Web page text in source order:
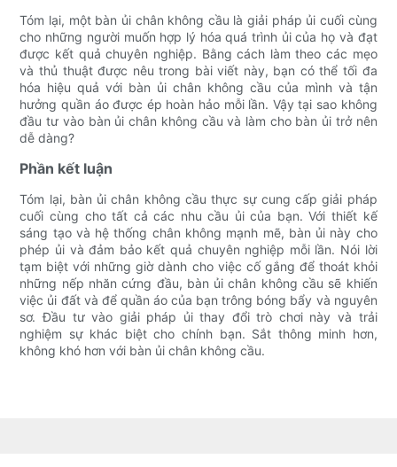
Tóm lại, một bàn ủi chân không cầu là giải pháp ủi cuối cùng
cho những người muốn hợp lý hóa quá trình ủi của họ và đạt
được kết quả chuyên nghiệp. Bằng cách làm theo các mẹo
và thủ thuật được nêu trong bài viết này, bạn có thể tối đa
hóa hiệu quả với bàn ủi chân không cầu của mình và tận
hưởng quần áo được ép hoàn hảo mỗi lần. Vậy tại sao không
đầu tư vào bàn ủi chân không cầu và làm cho bàn ủi trở nên
dễ dàng?
Phần kết luận
Tóm lại, bàn ủi chân không cầu thực sự cung cấp giải pháp
cuối cùng cho tất cả các nhu cầu ủi của bạn. Với thiết kế
sáng tạo và hệ thống chân không mạnh mẽ, bàn ủi này cho
phép ủi và đảm bảo kết quả chuyên nghiệp mỗi lần. Nói lời
tạm biệt với những giờ dành cho việc cố gắng để thoát khỏi
những nếp nhăn cứng đầu, bàn ủi chân không cầu sẽ khiến
việc ủi đất và để quần áo của bạn trông bóng bẩy và nguyên
sơ. Đầu tư vào giải pháp ủi thay đổi trò chơi này và trải
nghiệm sự khác biệt cho chính bạn. Sắt thông minh hơn,
không khó hơn với bàn ủi chân không cầu.